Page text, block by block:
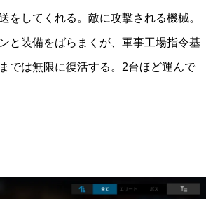
をしてくれる。敵に攻撃される機械。
と装備をばらまくが、軍事工場指令基
では無限に復活する。2台ほど運んで